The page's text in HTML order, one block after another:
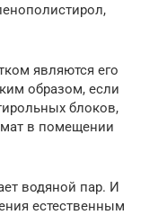
являются его
образом, если
блоков,
в помещении
водяной пар. И
естественным